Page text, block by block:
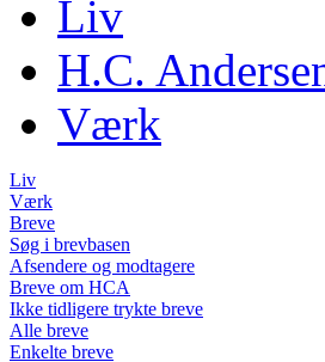
Liv
H.C.
Værk
Liv
Værk
Breve
Søg i brevbasen
Afsendere og modtagere
Breve om HCA
Ikke tidligere trykte breve
Alle breve
Enkelte breve